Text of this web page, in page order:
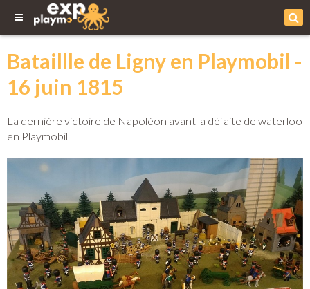
Bataillle de Ligny en Playmobil -
16 juin 1815
La dernière victoire de Napoléon avant la défaite de waterloo
en Playmobil